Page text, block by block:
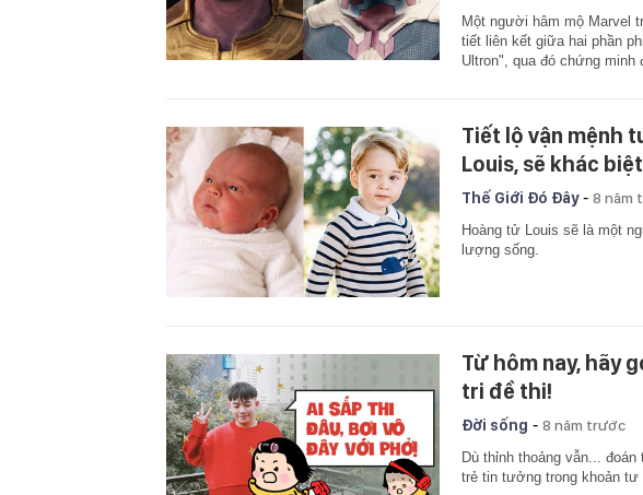
Một người hâm mộ Marvel
tiết liên kết giữa hai phần
Ultron", qua đó chứng
Tiết lộ vận mệnh
Louis, sẽ khác
Thế Giới Đó Đây- 8 năm
Hoàng tử Louis sẽ là một
lượng sống.
Từ hôm nay, hãy
tri đề thi!
Đời sống - 8 năm trước
Dù thỉnh thoảng vẫn...
trẻ tin tưởng trong khoản tư